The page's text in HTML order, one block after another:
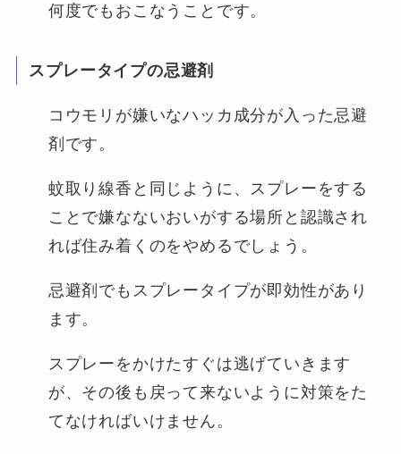
何度でもおこなうことです。
スプレータイプの忌避剤
コウモリが嫌いなハッカ成分が入った忌避
剤です。
蚊取り線香と同じように、スプレーをする
ことで嫌なないおいがする場所と認識され
れば住み着くのをやめるでしょう。
忌避剤でもスプレータイプが即効性があり
ます。
スプレーをかけたすぐは逃げていきます
が、その後も戻って来ないように対策をた
てなければいけません。